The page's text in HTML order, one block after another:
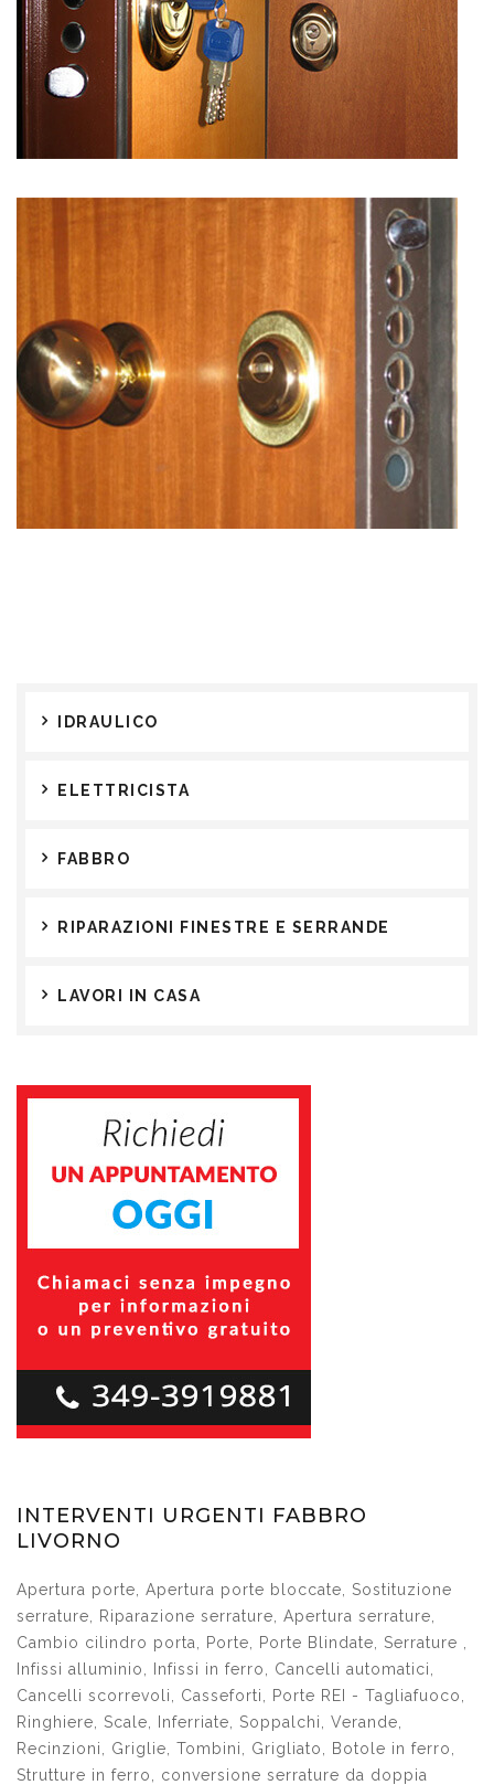
IDRAULICO
ELETTRICISTA
FABBRO
RIPARAZIONI FINESTRE E SERRANDE
LAVORI IN CASA
INTERVENTI URGENTI FABBRO
LIVORNO
Apertura porte, Apertura porte bloccate, Sostituzione
serrature, Riparazione serrature, Apertura serrature,
Cambio cilindro porta, Porte, Porte Blindate, Serrature ,
Infissi alluminio, Infissi in ferro, Cancelli automatici,
Cancelli scorrevoli, Casseforti, Porte REI - Tagliafuoco,
Ringhiere, Scale, Inferriate, Soppalchi, Verande,
Recinzioni, Griglie, Tombini, Grigliato, Botole in ferro,
Strutture in ferro, conversione serrature da doppia